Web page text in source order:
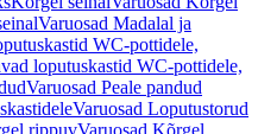
Varuosad Madalal ja
WC-pottidele,
loputuskastid WC-pottidele,
Varuosad Peale pandud
Varuosad Loputustorud
rippuvVaruosad Kõrgel